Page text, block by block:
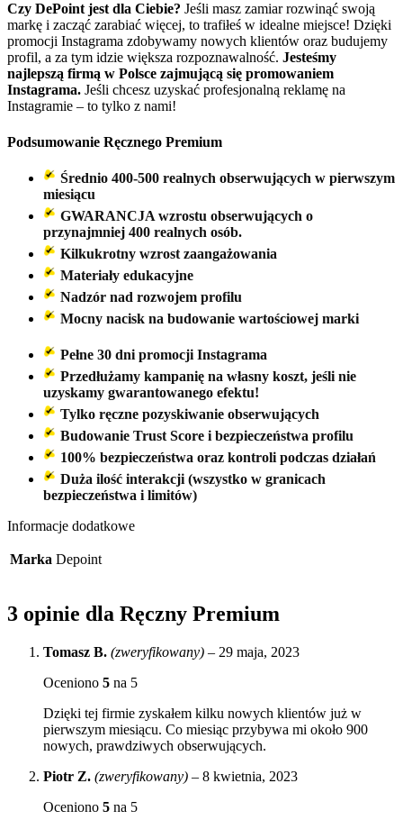
Czy DePoint jest dla Ciebie? Jeśli masz zamiar rozwinąć swoją
markę i zacząć zarabiać więcej, to trafiłeś w idealne miejsce! Dzięki
promocji Instagrama zdobywamy nowych klientów oraz budujemy
profil, a za tym idzie większa rozpoznawalność. Jesteśmy
najlepszą firmą w Polsce zajmującą się promowaniem
Instagrama. Jeśli chcesz uzyskać profesjonalną reklamę na
Instagramie – to tylko z nami!
Podsumowanie Ręcznego Premium
Średnio 400-500 realnych obserwujących w pierwszym
miesiącu
GWARANCJA wzrostu obserwujących o
przynajmniej 400 realnych osób.
Kilkukrotny wzrost zaangażowania
Materiały edukacyjne
Nadzór nad rozwojem profilu
Mocny nacisk na budowanie wartościowej marki
Pełne 30 dni promocji Instagrama
Przedłużamy kampanię na własny koszt, jeśli nie
uzyskamy gwarantowanego efektu!
Tylko ręczne pozyskiwanie obserwujących
Budowanie Trust Score i bezpieczeństwa profilu
100% bezpieczeństwa oraz kontroli podczas działań
Duża ilość interakcji (wszystko w granicach
bezpieczeństwa i limitów)
Informacje dodatkowe
Marka Depoint
3 opinie dla Ręczny Premium
Tomasz B. (zweryfikowany) – 29 maja, 2023
Oceniono 5 na 5
Dzięki tej firmie zyskałem kilku nowych klientów już w
pierwszym miesiącu. Co miesiąc przybywa mi około 900
nowych, prawdziwych obserwujących.
Piotr Z. (zweryfikowany) – 8 kwietnia, 2023
Oceniono 5 na 5